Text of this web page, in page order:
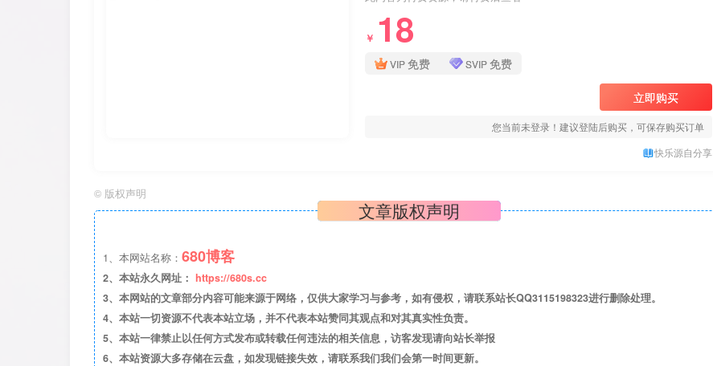
￥ 18
VIP免费 SVIP免费
立即购买
您当前未登录！建议登陆后购买，可保存购买订单
快乐源自分享
© 版权声明
文章版权声明
1、本网站名称： 680博客
2、本站永久网址： https://680s.cc
3、本网站的文章部分内容可能来源于网络，仅供大家学习与参考，如有侵权，请联系站长QQ3115198323进行删除处理。
4、本站一切资源不代表本站立场，并不代表本站赞同其观点和对其真实性负责。
5、本站一律禁止以任何方式发布或转载任何违法的相关信息，访客发现请向站长举报
6、本站资源大多存储在云盘，如发现链接失效，请联系我们我们会第一时间更新。